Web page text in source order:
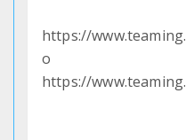
https://
o
https://